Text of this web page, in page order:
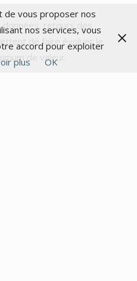
données, retours des
de faire évoluer le
de valeur.
de vous proposer nos
nos services, vous
accord pour exploiter
plus OK